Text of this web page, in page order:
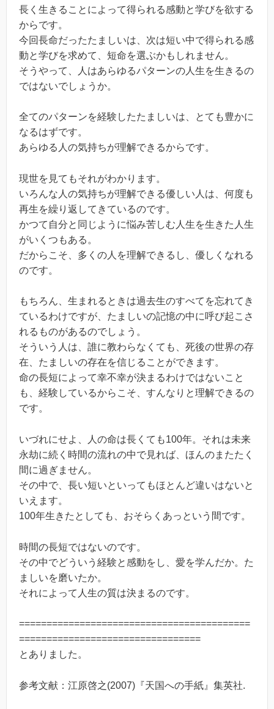
長く生きることによって得られる感動と学びを欲する
からです。
今回長命だったたましいは、次は短い中で得られる感
動と学びを求めて、短命を選ぶかもしれません。
そうやって、人はあらゆるパターンの人生を生きるの
ではないでしょうか。
全てのパターンを経験したたましいは、とても豊かに
なるはずです。
あらゆる人の気持ちが理解できるからです。
現世を見てもそれがわかります。
いろんな人の気持ちが理解できる優しい人は、何度も
再生を繰り返してきているのです。
かつて自分と同じように悩み苦しむ人生を生きた人生
がいくつもある。
だからこそ、多くの人を理解できるし、優しくなれる
のです。
もちろん、生まれるときは過去生のすべてを忘れてき
ているわけですが、たましいの記憶の中に呼び起こさ
れるものがあるのでしょう。
そういう人は、誰に教わらなくても、死後の世界の存
在、たましいの存在を信じることができます。
命の長短によって幸不幸が決まるわけではないこと
も、経験しているからこそ、すんなりと理解できるの
です。
いづれにせよ、人の命は長くても100年。それは未来
永劫に続く時間の流れの中で見れば、ほんのまたたく
間に過ぎません。
その中で、長い短いといってもほとんど違いはないと
いえます。
100年生きたとしても、おそらくあっという間です。
時間の長短ではないのです。
その中でどういう経験と感動をし、愛を学んだか。た
ましいを磨いたか。
それによって人生の質は決まるのです。
==========================================
=================================
とありました。
参考文献：江原啓之(2007)『天国への手紙』集英社.